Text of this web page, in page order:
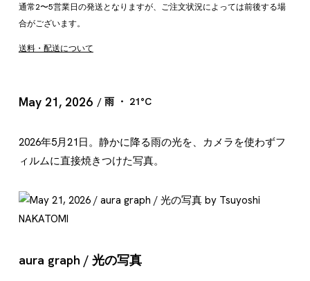
通常2〜5営業日の発送となりますが、ご注文状況によっては前後する場
合がございます。
送料・配送について
May 21, 2026 / 雨 ・ 21°C
2026年5月21日。静かに降る雨の光を、カメラを使わずフ
ィルムに直接焼きつけた写真。
aura graph / 光の写真